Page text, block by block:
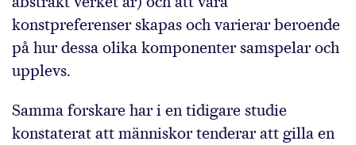
konstpreferenser skapas och varierar beroende
på hur dessa olika komponenter samspelar och
upplevs.
Samma forskare har i en tidigare studie
konstaterat att människor tenderar att gilla en